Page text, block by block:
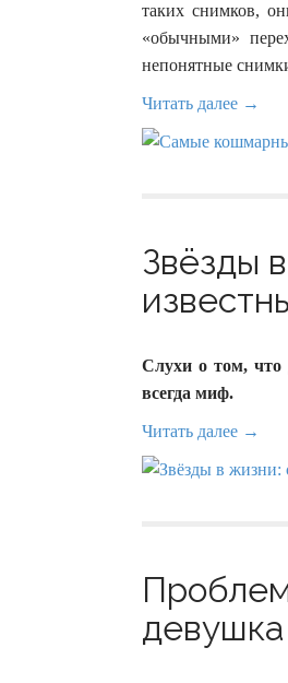
таких снимков,
«обычными»
непонятные
Читать далее →
Звёзды
Слухи о том, что
всегда миф.
Читать далее →
девушка